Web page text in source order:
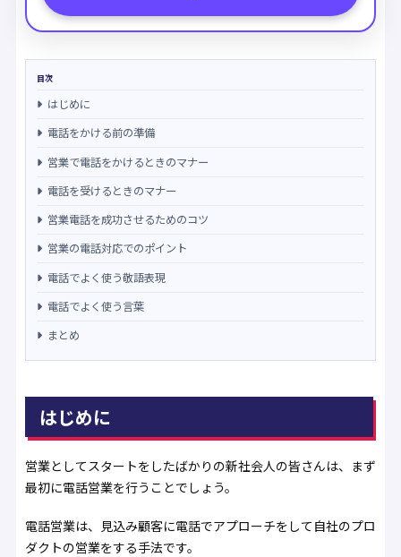
目次
はじめに
電話をかける前の準備
営業で電話をかけるときのマナー
電話を受けるときのマナー
営業電話を成功させるためのコツ
営業の電話対応でのポイント
電話でよく使う敬語表現
電話でよく使う言葉
まとめ
はじめに
営業としてスタートをしたばかりの新社会人の皆さんは、まず
最初に電話営業を行うことでしょう。
電話営業は、見込み顧客に電話でアプローチをして自社のプロ
ダクトの営業をする手法です。